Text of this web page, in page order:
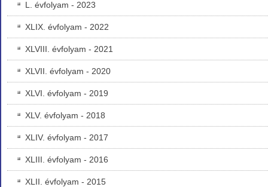
L. évfolyam - 2023
XLIX. évfolyam - 2022
XLVIII. évfolyam - 2021
XLVII. évfolyam - 2020
XLVI. évfolyam - 2019
XLV. évfolyam - 2018
XLIV. évfolyam - 2017
XLIII. évfolyam - 2016
XLII. évfolyam - 2015